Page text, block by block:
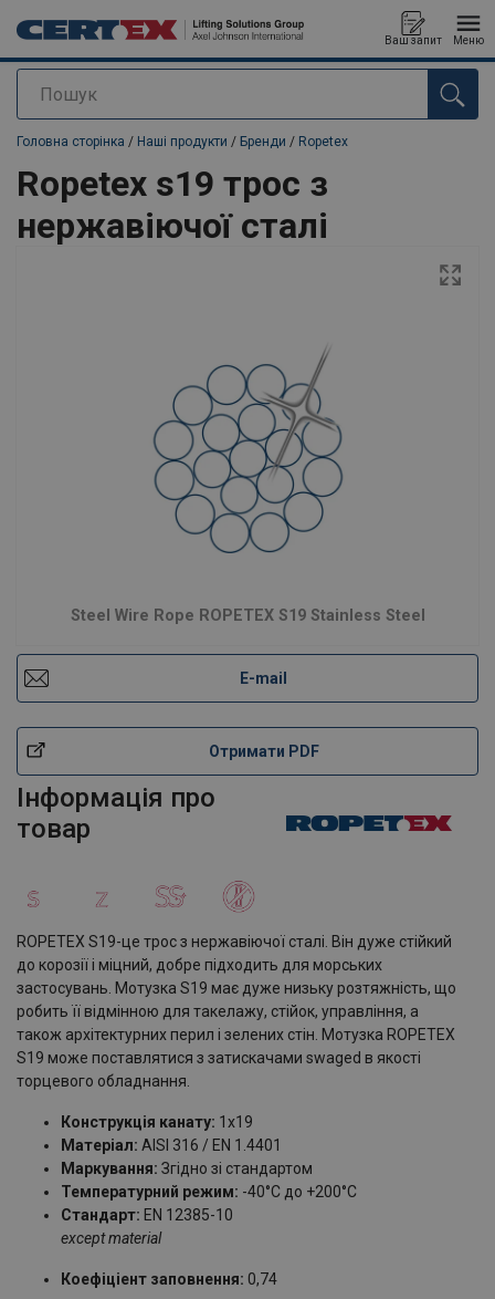
Пошук
Ваш запит Меню
added to your quote
Головна сторінка / Наші продукти / Бренди / Ropetex
Ropetex s19 трос з
нержавіючої сталі
Steel Wire Rope ROPETEX S19 Stainless Steel
E-mail
Отримати PDF
Інформація про
товар
ROPETEX S19-це трос з нержавіючої сталі. Він дуже стійкий
до корозії і міцний, добре підходить для морських
застосувань. Мотузка S19 має дуже низьку розтяжність, що
робить її відмінною для такелажу, стійок, управління, а
також архітектурних перил і зелених стін. Мотузка ROPETEX
S19 може поставлятися з затискачами swaged в якості
торцевого обладнання.
Конструкція канату: 1х19
Матеріал: AISI 316 / EN 1.4401
Маркування: Згідно зі стандартом
Температурний режим: -40°C до +200°C
Стандарт: EN 12385-10
except material
Коефіціент заповнення: 0,74